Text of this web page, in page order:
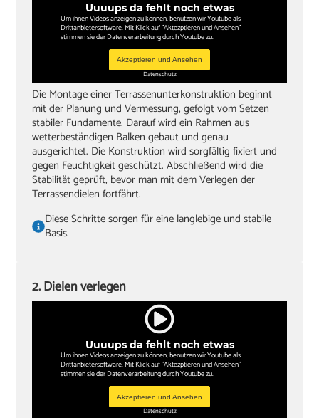
‏Bleistift
‏Gummihammer
‏Handsäge
‏Schleifklotz und Schmirgelpapier
‏lange, gerade Dachlatte als Hilfe zum Ausrichten
‏Zwingen
Uuuups da fehlt noch etwas
Um ihnen Videos anzeigen zu können, benutzen wir Youtube als
Drittanbietersoftware. Mit Klick auf "Aktezptieren und Ansehen"
stimmen sie der Datenverarbeitung durch Youtube zu.
Akzeptieren und Ansehen
Datenschutz
Die Montage einer Terrassenunterkonstruktion beginnt
mit der Planung und Vermessung, gefolgt vom Setzen
stabiler Fundamente. Darauf wird ein Rahmen aus
wetterbeständigen Balken gebaut und genau
ausgerichtet. Die Konstruktion wird sorgfältig fixiert und
gegen Feuchtigkeit geschützt. Abschließend wird die
Stabilität geprüft, bevor man mit dem Verlegen der
Terrassendielen fortfährt.
Diese Schritte sorgen für eine langlebige und stabile
Basis.
Uuuups da fehlt noch etwas
Um ihnen Videos anzeigen zu können, benutzen wir Youtube als
Drittanbietersoftware. Mit Klick auf "Aktezptieren und Ansehen"
stimmen sie der Datenverarbeitung durch Youtube zu.
Akzeptieren und Ansehen
Datenschutz
2. Dielen verlegen